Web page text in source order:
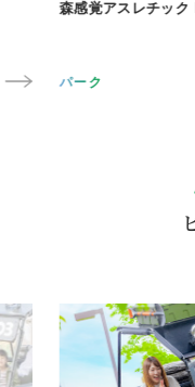
森感覚アスレチック
パーク